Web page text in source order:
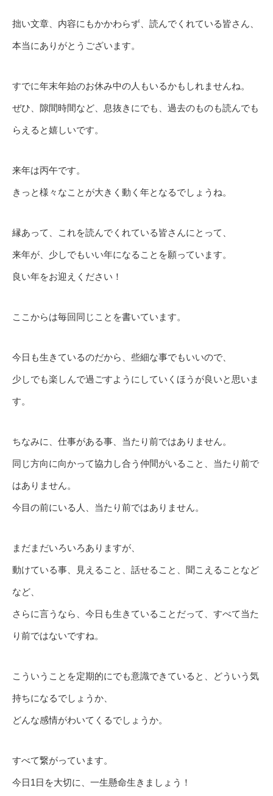
拙い文章、内容にもかかわらず、読んでくれている皆さん、
本当にありがとうございます。
すでに年末年始のお休み中の人もいるかもしれませんね。
ぜひ、隙間時間など、息抜きにでも、過去のものも読んでも
らえると嬉しいです。
来年は丙午です。
きっと様々なことが大きく動く年となるでしょうね。
縁あって、これを読んでくれている皆さんにとって、
来年が、少しでもいい年になることを願っています。
良い年をお迎えください！
ここからは毎回同じことを書いています。
今日も生きているのだから、些細な事でもいいので、
少しでも楽しんで過ごすようにしていくほうが良いと思いま
す。
ちなみに、仕事がある事、当たり前ではありません。
同じ方向に向かって協力し合う仲間がいること、当たり前で
はありません。
今目の前にいる人、当たり前ではありません。
まだまだいろいろありますが、
動けている事、見えること、話せること、聞こえることなど
など、
さらに言うなら、今日も生きていることだって、すべて当た
り前ではないですね。
こういうことを定期的にでも意識できていると、どういう気
持ちになるでしょうか、
どんな感情がわいてくるでしょうか。
すべて繋がっています。
今日1日を大切に、一生懸命生きましょう！